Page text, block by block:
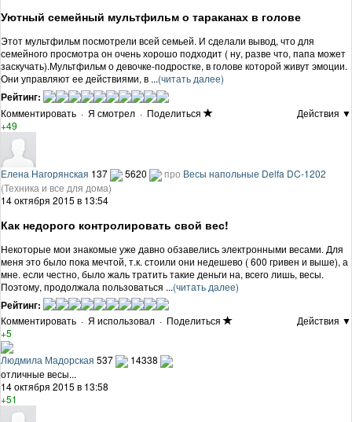
Уютный семейный мультфильм о тараканах в голове
Этот мультфильм посмотрели всей семьей. И сделали вывод, что для
семейного просмотра он очень хорошо подходит ( ну, разве что, папа может
заскучать).Мультфильм о девочке-подростке, в голове которой живут эмоции.
Они управляют ее действиями, в ...(читать далее)
Рейтинг:
Комментировать · Я смотрел · Поделиться
Действия ▼
+49
Елена Нагорянская 137 5620 про Весы напольные Delfa DC-1202
(Техника и все для дома)
14 октября 2015 в 13:54
Как недорого контролировать свой вес!
Некоторые мои знакомые уже давно обзавелись электронными весами. Для
меня это было пока мечтой, т.к. стоили они недешево ( 600 гривен и выше), а
мне. если честно, было жаль тратить такие деньги на, всего лишь, весы.
Поэтому, продолжала пользоваться ...(читать далее)
Рейтинг:
Комментировать · Я использовал · Поделиться
Действия ▼
+5
Людмила Мадорская 537
14338
отличные весы...
14 октября 2015 в 13:58
+51